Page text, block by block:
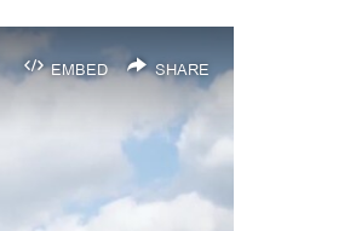
EMBED SHARE